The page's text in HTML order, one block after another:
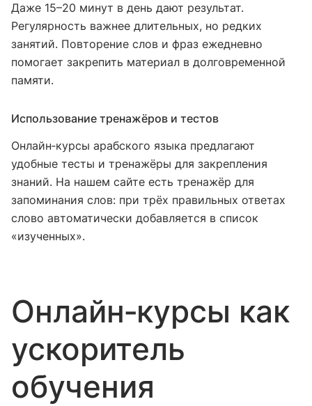
Даже 15–20 минут в день дают результат.
Регулярность важнее длительных, но редких
занятий. Повторение слов и фраз ежедневно
помогает закрепить материал в долговременной
памяти.
Использование тренажёров и тестов
Онлайн‑курсы арабского языка предлагают
удобные тесты и тренажёры для закрепления
знаний. На нашем сайте есть тренажёр для
запоминания слов: при трёх правильных ответах
слово автоматически добавляется в список
«изученных».
Онлайн‑курсы как
ускоритель
обучения